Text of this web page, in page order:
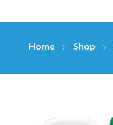
Home Shop